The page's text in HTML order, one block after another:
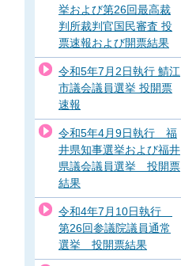
挙および第26回最高裁
判所裁判官国民審査 投
票速報および開票結果
令和5年7月2日執行 鯖江
市議会議員選挙 投開票
速報
令和5年4月9日執行 福
井県知事選挙および福井
県議会議員選挙 投開票
結果
令和4年7月10日執行
第26回参議院議員通常
選挙 投開票結果